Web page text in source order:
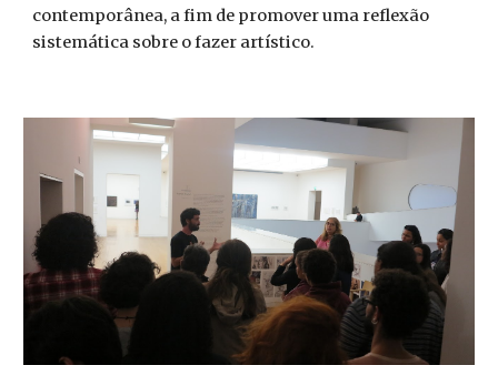
contemporânea, a fim de promover uma reflexão
sistemática sobre o fazer artístico.